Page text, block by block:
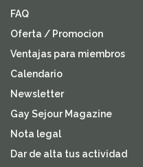
FAQ
Oferta / Promocion
Ventajas para miembros
Calendario
Newsletter
Gay Sejour Magazine
Nota legal
Dar de alta tus actividad